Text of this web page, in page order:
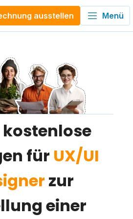
ausstellen Menü
kostenlose
für UX/UI
zur
einer